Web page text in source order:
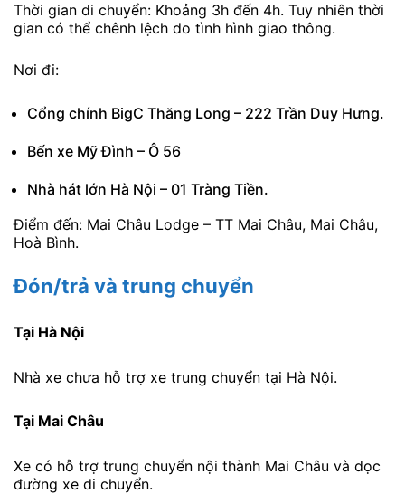
Thời gian di chuyển: Khoảng 3h đến 4h. Tuy nhiên thời
gian có thể chênh lệch do tình hình giao thông.
Nơi đi:
Cổng chính BigC Thăng Long – 222 Trần Duy Hưng.
Bến xe Mỹ Đình – Ô 56
Nhà hát lớn Hà Nội – 01 Tràng Tiền.
Điểm đến: Mai Châu Lodge – TT Mai Châu, Mai Châu,
Hoà Bình.
Đón/trả và trung chuyển
Tại Hà Nội
Nhà xe chưa hỗ trợ xe trung chuyển tại Hà Nội.
Tại Mai Châu
Xe có hỗ trợ trung chuyển nội thành Mai Châu và dọc
đường xe di chuyển.